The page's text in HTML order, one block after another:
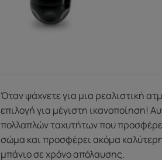
Όταν ψάχνετε για μια ρεαλιστική
επιλογή για μέγιστη ικανοποίηση!
πολλαπλών ταχυτήτων που
σώμα και προσφέρει ακόμα
μπάνιο σε χρόνο απόλαυσης.